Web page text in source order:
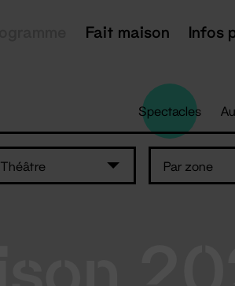
Fait maison Infos
Spectacles
Théâtre Par zone